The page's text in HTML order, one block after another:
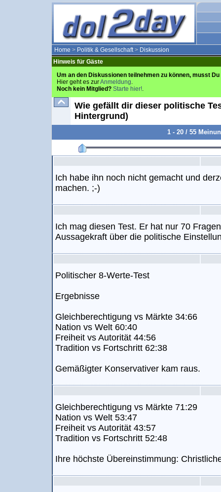
Home > Politik & Gesellschaft> Diskussion
Hinweis für Gäste
Um an den Diskussionen teilnehmen zu können, musst
Hier geht es zurAnmeldung.
Noch kein Mitglied? Starte hier!.
Wie gefällt dir dieser politische
Hintergrund)
1 - 20 / 55
Ich habe ihn noch nicht gemacht und
machen. ;-)
Ich mag diesen Test. Er hat nur 70
Aussagekraft über die politische
Politischer 8-Werte-Test
Ergebnisse
Gleichberechtigung vs Märkte 34:66
Nation vs Welt 60:40
Freiheit vs Autorität 44:56
Tradition vs Fortschritt 62:38
Gemäßigter Konservativer kam raus.
Gleichberechtigung vs Märkte 71:29
Nation vs Welt 53:47
Freiheit vs Autorität 43:57
Tradition vs Fortschritt 52:48
Ihre höchste Übereinstimmung: